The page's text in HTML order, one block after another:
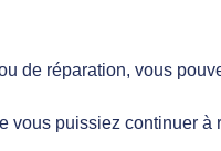
de réparation, vous
puissiez continuer à